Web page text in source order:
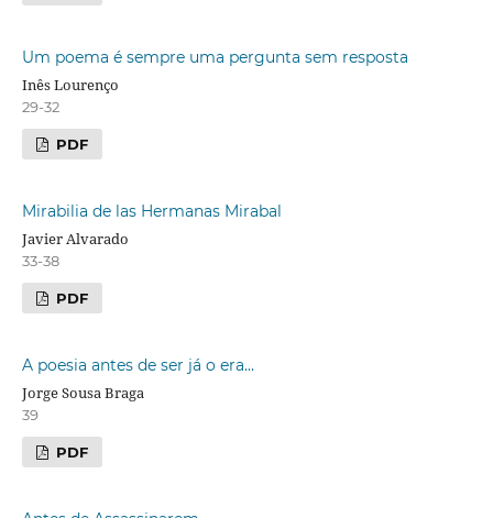
Um poema é sempre uma pergunta sem resposta
Inês Lourenço
29-32
PDF
Mirabilia de las Hermanas Mirabal
Javier Alvarado
33-38
PDF
A poesia antes de ser já o era...
Jorge Sousa Braga
39
PDF